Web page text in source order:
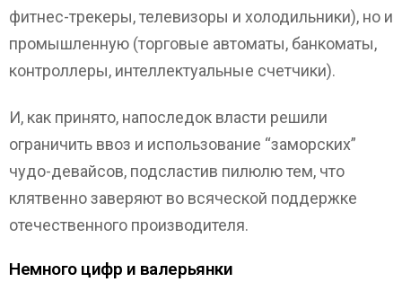
фитнес-трекеры, телевизоры и холодильники), но и
промышленную (торговые автоматы, банкоматы,
контроллеры, интеллектуальные счетчики).
И, как принято, напоследок власти решили
ограничить ввоз и использование “заморских”
чудо-девайсов, подсластив пилюлю тем, что
клятвенно заверяют во всяческой поддержке
отечественного производителя.
Немного цифр и валерьянки